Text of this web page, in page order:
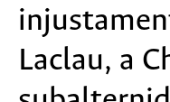
Laclau, a